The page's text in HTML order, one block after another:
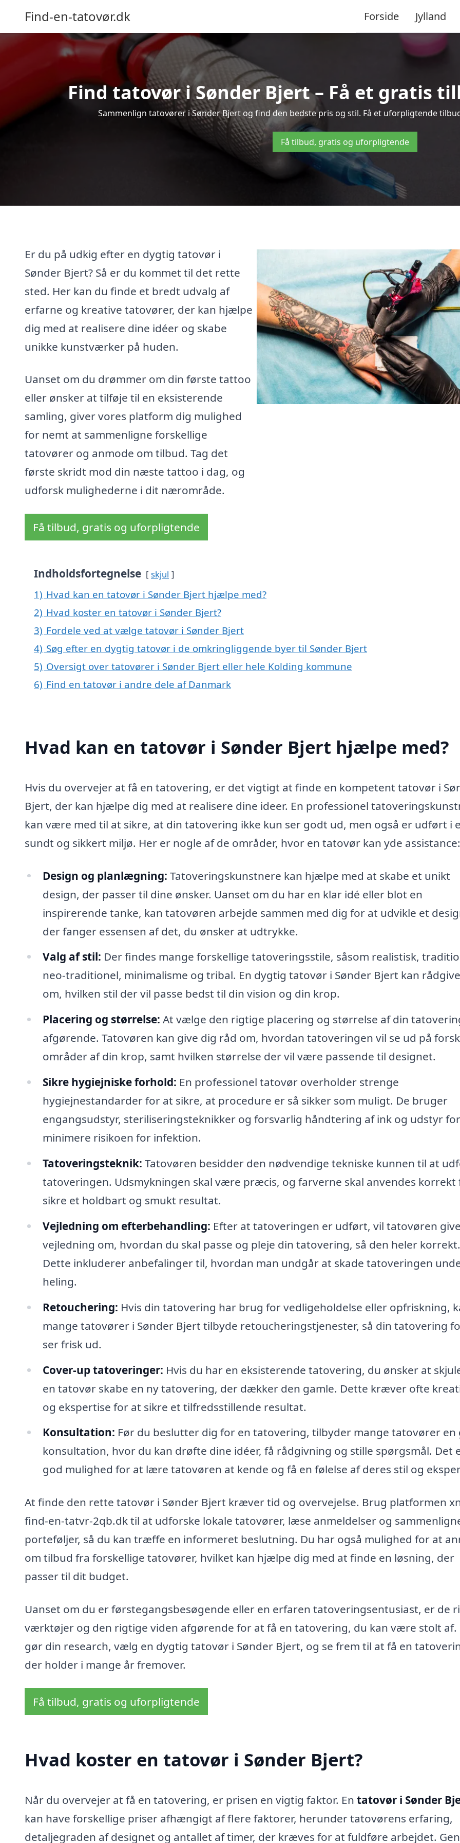
Find-en-tatovør.dk Forside Jylland
Find tatovør i Sønder Bjert – Få et gratis
Sammenlign tatovører i Sønder Bjert og find den bedste pris og stil. Få et uforpligtende
Få tilbud, gratis og uforpligtende
Er du på udkig efter en dygtig tatovør i
Sønder Bjert? Så er du kommet til det rette
sted. Her kan du finde et bredt udvalg af
erfarne og kreative tatovører, der kan hjælpe
dig med at realisere dine idéer og skabe
unikke kunstværker på huden.
Uanset om du drømmer om din første tattoo
eller ønsker at tilføje til en eksisterende
samling, giver vores platform dig mulighed
for nemt at sammenligne forskellige
tatovører og anmode om tilbud. Tag det
første skridt mod din næste tattoo i dag, og
udforsk mulighederne i dit nærområde.
Få tilbud, gratis og uforpligtende
Indholdsfortegnelse skjul
1) Hvad kan en tatovør i Sønder Bjert hjælpe med?
2) Hvad koster en tatovør i Sønder Bjert?
3) Fordele ved at vælge tatovør i Sønder Bjert
4) Søg efter en dygtig tatovør i de omkringliggende byer til Sønder Bjert
5) Oversigt over tatovører i Sønder Bjert eller hele Kolding kommune
6) Find en tatovør i andre dele af Danmark
Hvad kan en tatovør i Sønder Bjert hjælpe med?
Hvis du overvejer at få en tatovering, er det vigtigt at finde en kompetent tatovør i
Bjert, der kan hjælpe dig med at realisere dine ideer. En professionel
kan være med til at sikre, at din tatovering ikke kun ser godt ud, men også er udført i
sundt og sikkert miljø. Her er nogle af de områder, hvor en tatovør kan yde assistance:
Design og planlægning: Tatoveringskunstnere kan hjælpe med at skabe et unikt
design, der passer til dine ønsker. Uanset om du har en klar idé eller blot en
inspirerende tanke, kan tatovøren arbejde sammen med dig for at udvikle et
der fanger essensen af det, du ønsker at udtrykke.
Valg af stil: Der findes mange forskellige tatoveringsstile, såsom realistisk,
neo-traditionel, minimalisme og tribal. En dygtig tatovør i Sønder Bjert kan
om, hvilken stil der vil passe bedst til din vision og din krop.
Placering og størrelse: At vælge den rigtige placering og størrelse af din
afgørende. Tatovøren kan give dig råd om, hvordan tatoveringen vil se ud på
områder af din krop, samt hvilken størrelse der vil være passende til designet.
Sikre hygiejniske forhold: En professionel tatovør overholder strenge
hygiejnestandarder for at sikre, at procedure er så sikker som muligt. De bruger
engangsudstyr, steriliseringsteknikker og forsvarlig håndtering af ink og udstyr
minimere risikoen for infektion.
Tatoveringsteknik: Tatovøren besidder den nødvendige tekniske kunnen til at
tatoveringen. Udsmykningen skal være præcis, og farverne skal anvendes korrekt
sikre et holdbart og smukt resultat.
Vejledning om efterbehandling: Efter at tatoveringen er udført, vil tatovøren give
vejledning om, hvordan du skal passe og pleje din tatovering, så den heler korrekt.
Dette inkluderer anbefalinger til, hvordan man undgår at skade tatoveringen
heling.
Retouchering: Hvis din tatovering har brug for vedligeholdelse eller opfriskning,
mange tatovører i Sønder Bjert tilbyde retoucheringstjenester, så din tatovering
ser frisk ud.
Cover-up tatoveringer: Hvis du har en eksisterende tatovering, du ønsker at
en tatovør skabe en ny tatovering, der dækker den gamle. Dette kræver ofte
og ekspertise for at sikre et tilfredsstillende resultat.
Konsultation: Før du beslutter dig for en tatovering, tilbyder mange tatovører en
konsultation, hvor du kan drøfte dine idéer, få rådgivning og stille spørgsmål. Det
god mulighed for at lære tatovøren at kende og få en følelse af deres stil og
At finde den rette tatovør i Sønder Bjert kræver tid og overvejelse. Brug platformen
find-en-tatvr-2qb.dk til at udforske lokale tatovører, læse anmeldelser og
porteføljer, så du kan træffe en informeret beslutning. Du har også mulighed for at
om tilbud fra forskellige tatovører, hvilket kan hjælpe dig med at finde en løsning, der
passer til dit budget.
Uanset om du er førstegangsbesøgende eller en erfaren tatoveringsentusiast, er de
værktøjer og den rigtige viden afgørende for at få en tatovering, du kan være stolt af.
gør din research, vælg en dygtig tatovør i Sønder Bjert, og se frem til at få en
der holder i mange år fremover.
Få tilbud, gratis og uforpligtende
Hvad koster en tatovør i Sønder Bjert?
Når du overvejer at få en tatovering, er prisen en vigtig faktor. En tatovør i Sønder
kan have forskellige priser afhængigt af flere faktorer, herunder tatovørens erfaring,
detaljegraden af designet og antallet af timer, der kræves for at fuldføre arbejdet.